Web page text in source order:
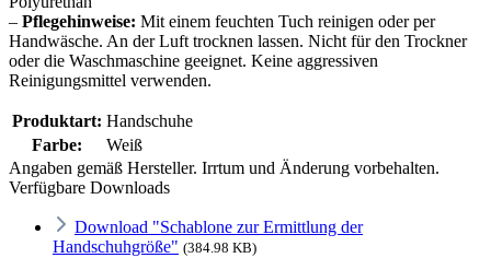
– Pflegehinweise: Mit einem feuchten Tuch reinigen oder per
Handwäsche. An der Luft trocknen lassen. Nicht für den Trockner
oder die Waschmaschine geeignet. Keine aggressiven
Reinigungsmittel verwenden.
Produktart: Handschuhe
Farbe:
Weiß
Angaben gemäß Hersteller. Irrtum und Änderung vorbehalten.
Verfügbare Downloads
Download "Schablone zur Ermittlung der
Handschuhgröße" (384.98 KB)